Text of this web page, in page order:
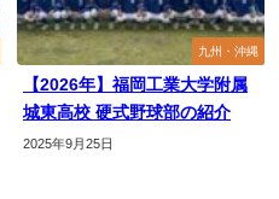
九州・沖縄
【2026年】福岡工業大学附属
城東高校 硬式野球部の紹介
2025年9月25日